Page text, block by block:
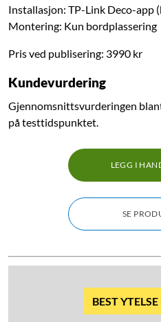
Installasjon: TP-Link Deco-app
Montering: Kun bordplassering
Pris ved publisering: 3990 kr
Kundevurdering
Gjennomsnittsvurderingen
på testtidspunktet.
LEGG I
SE
BEST